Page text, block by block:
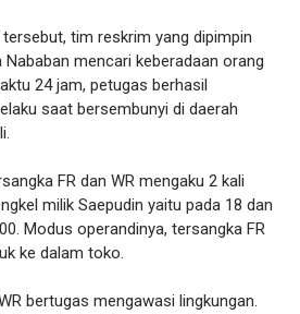
tim reskrim yang dipimpin
mencari keberadaan orang
24 jam, petugas berhasil
saat bersembunyi di daerah
FR dan WR mengaku 2 kali
milik Saepudin yaitu pada 18 dan
Modus operandinya, tersangka FR
ke dalam toko.
bertugas mengawasi lingkungan.